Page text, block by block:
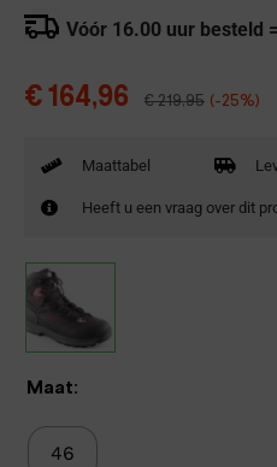
Vóór 16.00 uur besteld
€ 164,96 €219,95 (-25%)
Maattabel
Heeft u een vraag over dit
Maat:
46